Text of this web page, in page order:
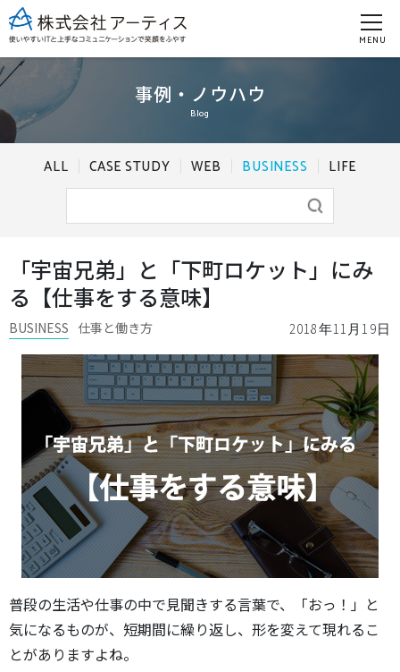
MENU
事例・ノウハウ
Blog
ALL CASE STUDY WEB BUSINESS LIFE
「宇宙兄弟」と「下町ロケット」にみ
る【仕事をする意味】
2018年11月19日
BUSINESS 仕事と働き方
普段の生活や仕事の中で見聞きする言葉で、「おっ！」と
気になるものが、短期間に繰り返し、形を変えて現れるこ
とがありますよね。